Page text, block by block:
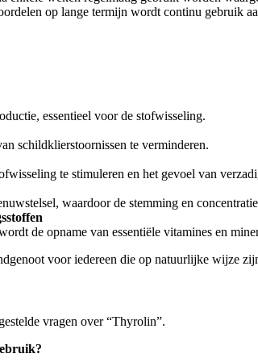
op lange termijn wordt continu gebruik
essentieel voor de stofwisseling.
schildklierstoornissen te verminderen.
te stimuleren en het gevoel van
waardoor de stemming en
de opname van essentiële vitamines en
voor iedereen die op natuurlijke wijze
vragen over “Thyrolin”.